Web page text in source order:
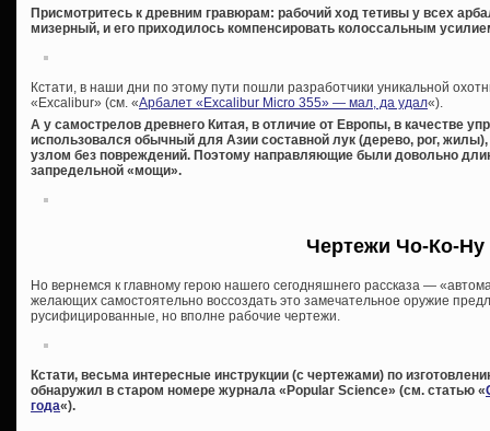
Присмотритесь к древним гравюрам: рабочий ход тетивы у всех
мизерный, и его приходилось компенсировать колоссальным
Кстати, в наши дни по этому пути пошли разработчики уникальной
«Excalibur» (см. «Арбалет «Excalibur Micro 355» — мал, да удал«).
А у самострелов древнего Китая, в отличие от Европы, в качестве
использовался обычный для Азии составной лук (дерево, рог,
узлом без повреждений. Поэтому направляющие были довольно
запредельной «мощи».
Чертежи Чо-Ко-Ну
Но вернемся к главному герою нашего сегодняшнего рассказа —
желающих самостоятельно воссоздать это замечательное оружие
русифицированные, но вполне рабочие чертежи.
Кстати, весьма интересные инструкции (с чертежами) по
обнаружил в старом номере журнала «Popular Science» (см. статью «
года«).